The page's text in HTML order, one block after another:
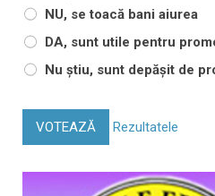
NU, se toacă bani aiurea
DA, sunt utile pentru
Nu știu, sunt depășit de
VOTEAZĂ Rezultatele